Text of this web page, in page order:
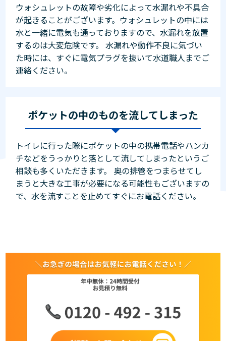
ウォシュレットの故障や劣化によって水漏れや不具合
が起きることがございます。ウォシュレットの中には
水と一緒に電気も通っておりますので、水漏れを放置
するのは大変危険です。 水漏れや動作不良に気づい
た時には、すぐに電気プラグを抜いて水道職人までご
連絡ください。
ポケットの中のものを流してしまった
トイレに行った際にポケットの中の携帯電話やハンカ
チなどをうっかりと落として流してしまったというご
相談も多くいただきます。 奥の排管をつまらせてし
まうと大きな工事が必要になる可能性もございますの
で、水を流すことを止めてすぐにお電話ください。